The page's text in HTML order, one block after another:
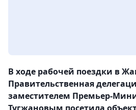
В ходе рабочей поездки в
Правительственная
заместителем Премьер-